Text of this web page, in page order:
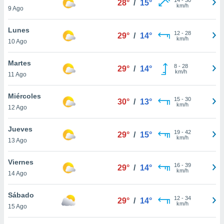
más
nuestra
y
de
disponible
cookies
aceptar
9 Ago
28° / 15°
km/h
Lunes
10 Ago
29° / 14° 12- 28
km/h
Martes
11 Ago
29° / 14° 8- 28
km/h
Miércoles
12 Ago
30° / 13° 15- 30
km/h
Jueves
13 Ago
29° / 15° 19- 42
km/h
Viernes
14 Ago
29° / 14° 16- 39
km/h
Sábado
15 Ago
29° / 14° 12- 34
km/h